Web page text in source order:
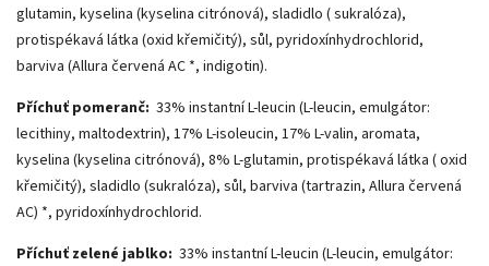
glutamin, kyselina (kyselina citrónová), sladidlo ( sukralóza),
protispékavá látka (oxid křemičitý), sůl, pyridoxínhydrochlorid,
barviva (Allura červená AC *, indigotin).
Příchuť pomeranč: 33% instantní L-leucin (L-leucin, emulgátor:
lecithiny, maltodextrin), 17% L-isoleucin, 17% L-valin, aromata,
kyselina (kyselina citrónová), 8% L-glutamin, protispékavá látka ( oxid
křemičitý), sladidlo (sukralóza), sůl, barviva (tartrazin, Allura červená
AC) *, pyridoxínhydrochlorid.
Příchuť zelené jablko: 33% instantní L-leucin (L-leucin, emulgátor: